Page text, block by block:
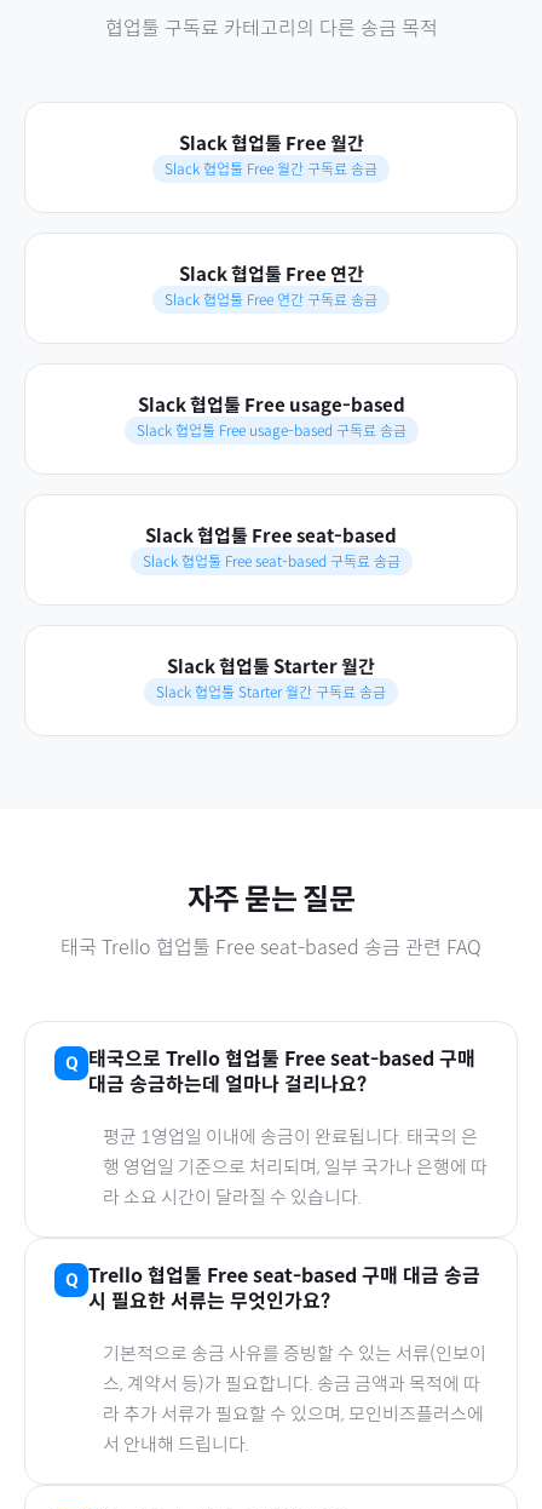
협업툴 구독료 카테고리의 다른 송금 목적
Slack 협업툴 Free 월간
Slack 협업툴 Free 월간 구독료 송금
Slack 협업툴 Free 연간
Slack 협업툴 Free 연간 구독료 송금
Slack 협업툴 Free usage-based
Slack 협업툴 Free usage-based 구독료 송금
Slack 협업툴 Free seat-based
Slack 협업툴 Free seat-based 구독료 송금
Slack 협업툴 Starter 월간
Slack 협업툴 Starter 월간 구독료 송금
자주 묻는 질문
태국 Trello 협업툴 Free seat-based 송금 관련 FAQ
태국으로 Trello 협업툴 Free seat-based 구매
대금 송금하는데 얼마나 걸리나요?
평균 1영업일 이내에 송금이 완료됩니다. 태국의 은
행 영업일 기준으로 처리되며, 일부 국가나 은행에 따
라 소요 시간이 달라질 수 있습니다.
Trello 협업툴 Free seat-based 구매 대금 송금
시 필요한 서류는 무엇인가요?
기본적으로 송금 사유를 증빙할 수 있는 서류(인보이
스, 계약서 등)가 필요합니다. 송금 금액과 목적에 따
라 추가 서류가 필요할 수 있으며, 모인비즈플러스에
서 안내해 드립니다.